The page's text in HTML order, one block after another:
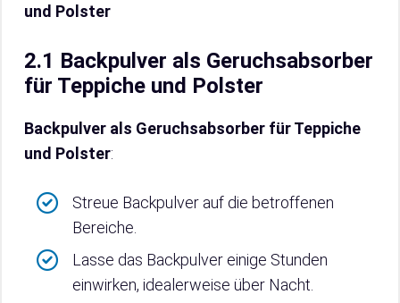
und Polster
2.1 Backpulver als Geruchsabsorber
für Teppiche und Polster
Backpulver als Geruchsabsorber für Teppiche
und Polster:
Streue Backpulver auf die betroffenen
Bereiche.
Lasse das Backpulver einige Stunden
einwirken, idealerweise über Nacht.